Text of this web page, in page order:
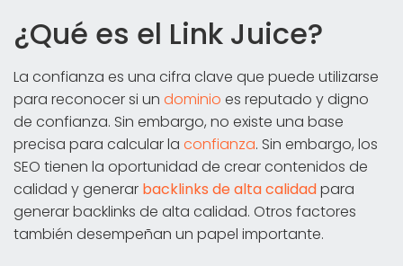
¿Qué es el Link Juice?
La confianza es una cifra clave que puede utilizarse
para reconocer si un dominio es reputado y digno
de confianza. Sin embargo, no existe una base
precisa para calcular la confianza. Sin embargo, los
SEO tienen la oportunidad de crear contenidos de
calidad y generar backlinks de alta calidadpara
generar backlinks de alta calidad. Otros factores
también desempeñan un papel importante.